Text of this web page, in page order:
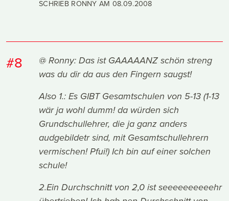
SCHRIEB RONNY AM 08.09.2008
#8
@ Ronny: Das ist GAAAAANZ schön streng
was du dir da aus den Fingern saugst!
Also 1.: Es GIBT Gesamtschulen von 5-13 (1-13
wär ja wohl dumm! da würden sich
Grundschullehrer, die ja ganz anders
audgebildetr sind, mit Gesamtschullehrern
vermischen! Pfui!) Ich bin auf einer solchen
schule!
2.Ein Durchschnitt von 2,0 ist seeeeeeeeeehr